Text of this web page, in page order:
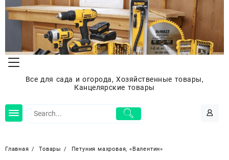
Перейти
содержимому
Все для сада и огорода, Хозяйственные товары,
Канцелярские товары
Главная Товары Петуния махровая, «Валентин»